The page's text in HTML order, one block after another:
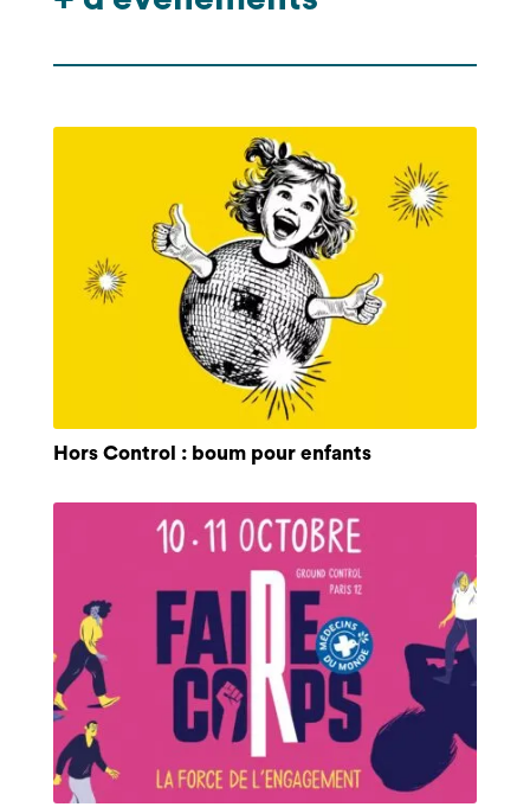
Hors Control : boum pour enfants